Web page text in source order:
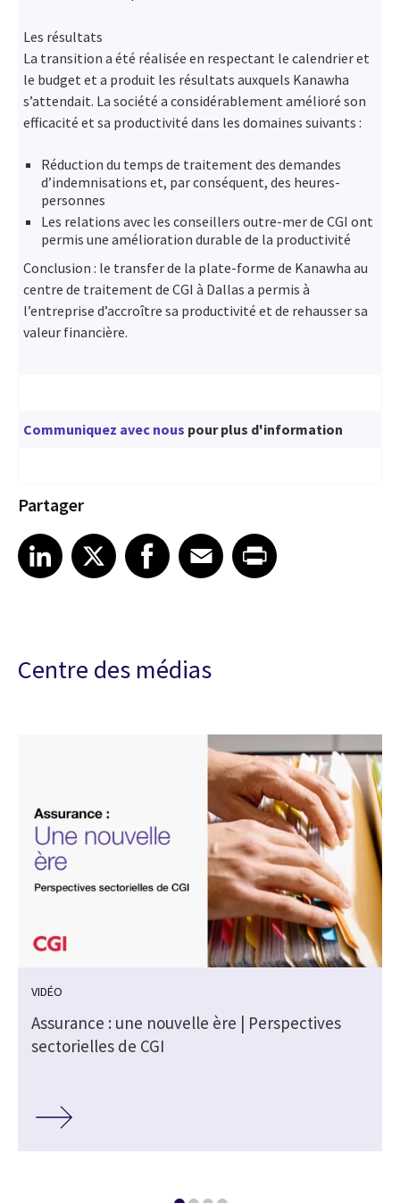
Les résultats
La transition a été réalisée en respectant le calendrier et
le budget et a produit les résultats auxquels Kanawha
s’attendait. La société a considérablement amélioré son
efficacité et sa productivité dans les domaines suivants :
Réduction du temps de traitement des demandes
d’indemnisations et, par conséquent, des heures-
personnes
Les relations avec les conseillers outre-mer de CGI ont
permis une amélioration durable de la productivité
Conclusion : le transfer de la plate-forme de Kanawha au
centre de traitement de CGI à Dallas a permis à
l’entreprise d’accroître sa productivité et de rehausser sa
valeur financière.
Communiquez avec nous pour plus d'information
Partager
Share article on LinkedIn
LinkedIn
Share article on XShare article on Facebook
Facebook
Share article on Email
EmailShare article on Print
Centre des médias
VIDÉO
Assurance : une nouvelle ère | Perspectives
sectorielles de CGI